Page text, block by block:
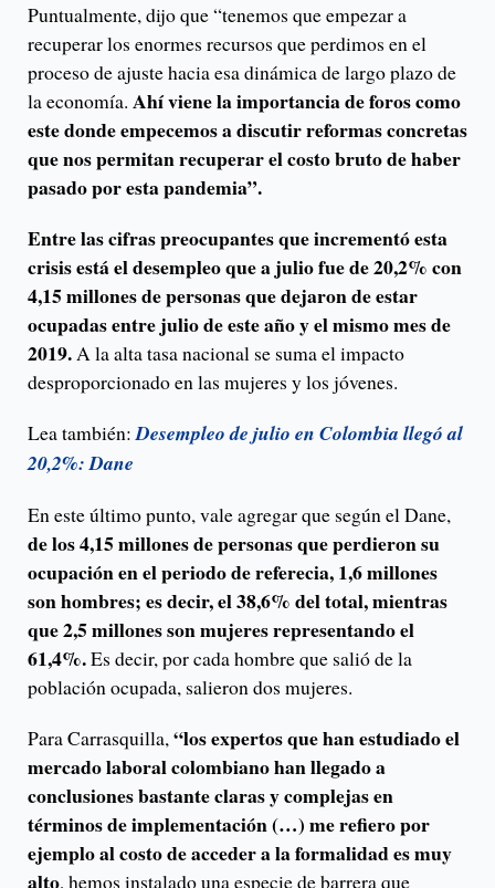
Puntualmente, dijo que “tenemos que empezar a
recuperar los enormes recursos que perdimos en el
proceso de ajuste hacia esa dinámica de largo plazo de
la economía. Ahí viene la importancia de foros como
este donde empecemos a discutir reformas concretas
que nos permitan recuperar el costo bruto de haber
pasado por esta pandemia”.
Entre las cifras preocupantes que incrementó esta
crisis está el desempleo que a julio fue de 20,2% con
4,15 millones de personas que dejaron de estar
ocupadas entre julio de este año y el mismo mes de
2019.A la alta tasa nacional se suma el impacto
desproporcionado en las mujeres y los jóvenes.
Lea también:Desempleo de julio en Colombia llegó al
20,2%: Dane
En este último punto, vale agregar que según el Dane,
de los 4,15 millones de personas que perdieron su
ocupación en el periodo de referecia, 1,6 millones
son hombres; es decir, el 38,6% del total, mientras
que 2,5 millones son mujeres representando el
61,4%.Es decir, por cada hombre que salió de la
población ocupada, salieron dos mujeres.
Para Carrasquilla,“los expertos que han estudiado el
mercado laboral colombiano han llegado a
conclusiones bastante claras y complejas en
términos de implementación (…) me refiero por
ejemplo al costo de acceder a la formalidad es muy
alto, hemos instalado una especie de barrera que